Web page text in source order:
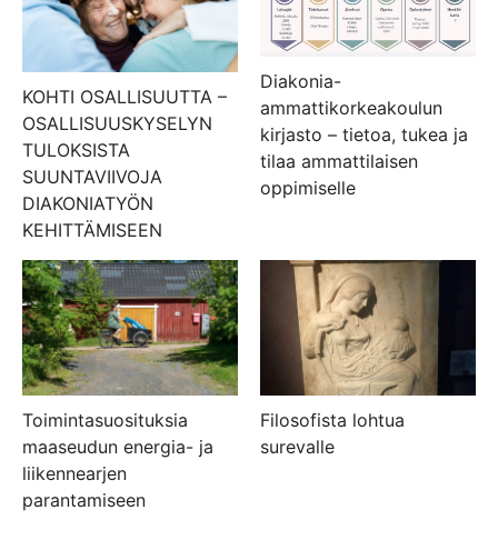
KOHTI OSALLISUUTTA –
OSALLISUUSKYSELYN
TULOKSISTA
SUUNTAVIIVOJA
DIAKONIATYÖN
KEHITTÄMISEEN
Diakonia-
ammattikorkeakoulun
kirjasto – tietoa, tukea ja
tilaa ammattilaisen
oppimiselle
Toimintasuosituksia
maaseudun energia- ja
liikennearjen
parantamiseen
Filosofista lohtua
surevalle